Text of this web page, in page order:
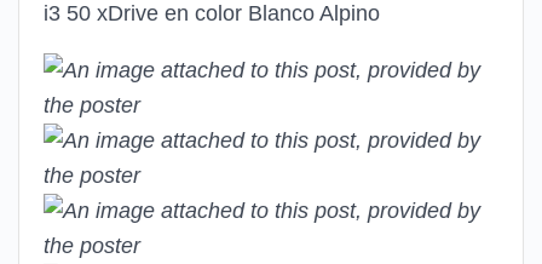
i3 50 xDrive en color Blanco Alpino